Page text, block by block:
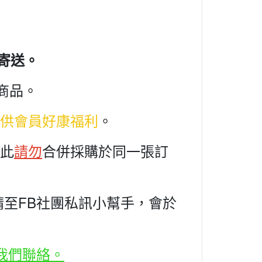
送。
品。
會員好康福利 。
請勿合併採購於同一張訂
FB社團私訊小幫手，會於
聯絡。